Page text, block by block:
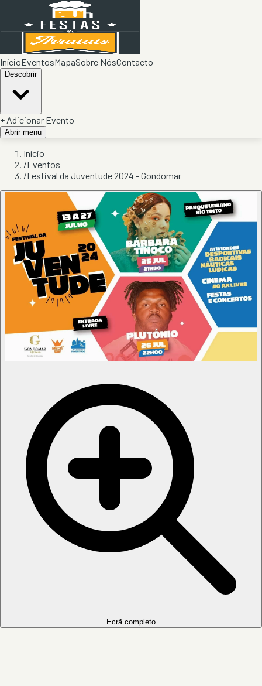
InícioEventosMapaSobre NósContacto
Descobrir
+ Adicionar Evento
Abrir menu
Início
/Eventos
/Festival da Juventude 2024 - Gondomar
Ecrã completo